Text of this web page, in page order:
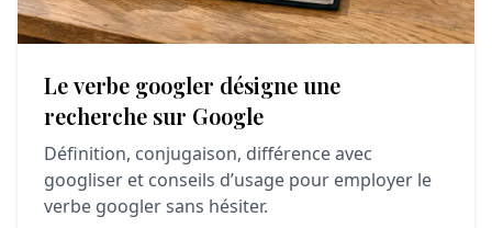
Le verbe googler désigne une
recherche sur Google
Définition, conjugaison, différence avec
googliser et conseils d’usage pour employer le
verbe googler sans hésiter.